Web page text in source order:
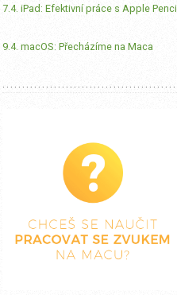
7.4. iPad: Efektivní práce s Apple Pencil
9.4. macOS: Přecházíme na Maca